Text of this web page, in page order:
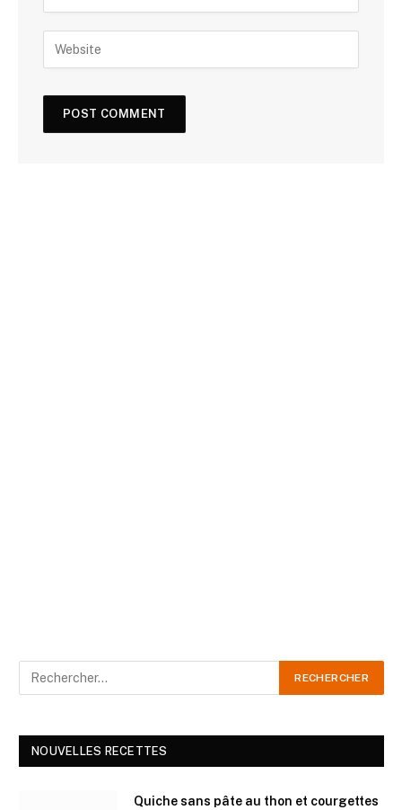
NOUVELLES RECETTES
Quiche sans pâte au thon et courgettes